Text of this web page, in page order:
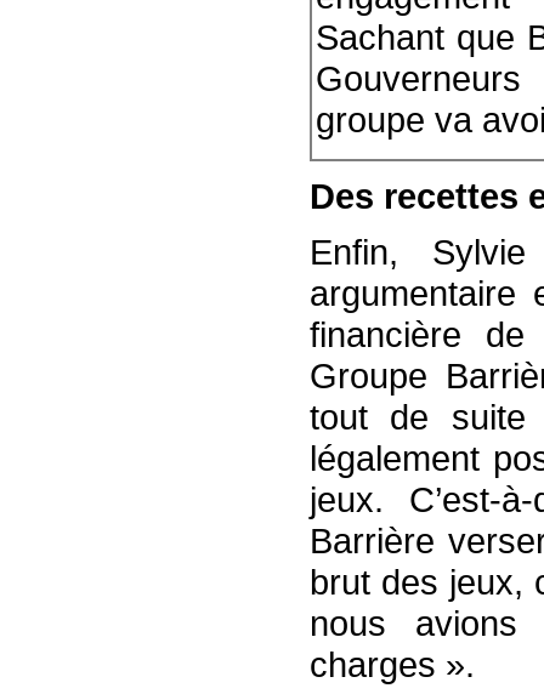
Sachant que
groupe va
Des recettes
Enfin,
argumentaire
financière
Groupe
tout de suite
légalement
jeux. C’est-
Barrière
brut des jeux,
nous
charges ».